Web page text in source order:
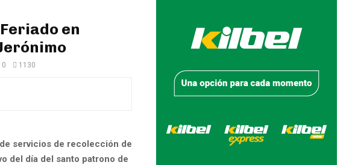
en
0 1130
servicios de recolección de
del día del santo patrono de